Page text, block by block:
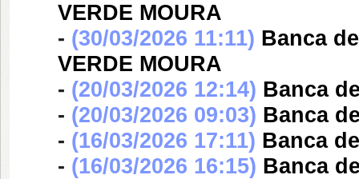
VERDE MOURA
- (30/03/2026 11:11) Banca
VERDE MOURA
- (20/03/2026 12:14) Banca
- (20/03/2026 09:03) Banca
- (16/03/2026 17:11) Banca
- (16/03/2026 16:15) Banca